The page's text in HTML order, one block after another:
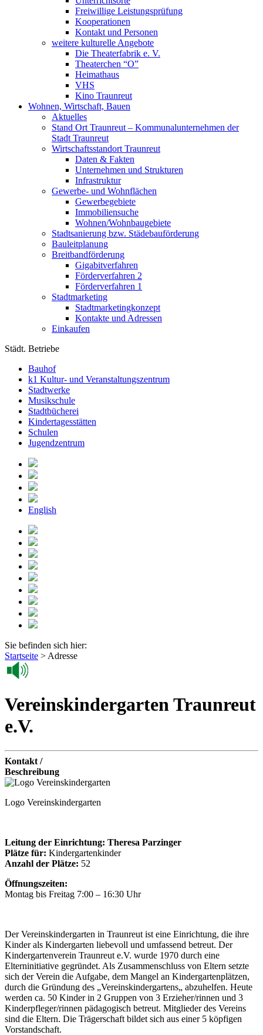
Freiwillige Leistungsprüfung
Kooperationen
Kontakt und Personen
weitere kulturelle Angebote
Die Theaterfabrik e. V.
Theaterchen “O”
Heimathaus
VHS
Kino Traunreut
Wohnen, Wirtschaft, Bauen
Aktuelles
Stand Ort Traunreut – Kommunalunternehmen der
Stadt Traunreut
Wirtschaftsstandort Traunreut
Daten & Fakten
Unternehmen und Strukturen
Infrastruktur
Gewerbe- und Wohnflächen
Gewerbegebiete
Immobiliensuche
Wohnen/Wohnbaugebiete
Stadtsanierung bzw. Städebauförderung
Bauleitplanung
Breitbandförderung
Gigabitverfahren
Förderverfahren 2
Förderverfahren 1
Stadtmarketing
Stadtmarketingkonzept
Kontakte und Adressen
Einkaufen
Städt. Betriebe
Bauhof
k1 Kultur- und Veranstaltungszentrum
Stadtwerke
Musikschule
Stadtbücherei
Kindertagesstätten
Schulen
Jugendzentrum
English
Sie befinden sich hier:
Startseite > Adresse
Vereinskindergarten Traunreut
e.V.
Kontakt /
Beschreibung
Logo Vereinskindergarten
Leitung der Einrichtung: Theresa Parzinger
Plätze für: Kindergartenkinder
Anzahl der Plätze: 52
Öffnungszeiten:
Montag bis Freitag 7:00 – 16:30 Uhr
Der Vereinskindergarten in Traunreut ist eine Einrichtung, die ihre
Kinder als Kindergarten liebevoll und umfassend betreut. Der
Kindergartenverein Traunreut e.V. wurde 1970 durch eine
Elterninitiative gegründet. Als Zusammenschluss von Eltern setzte
sich der Verein die Aufgabe, dem Mangel an Kindergartenplätzen,
durch die Gründung des „Vereinskindergartens„ abzuhelfen. Heute
werden ca. 50 Kinder in 2 Gruppen von 3 Erzieher/rinnen und 3
Kinderpfleger/rinnen pädagogisch betreut. Mitglieder des Vereins
sind die Eltern. Die Trägerschaft bildet sich aus einer 5 köpfigen
Vorstandschaft.